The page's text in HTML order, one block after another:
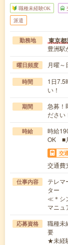
職種未経験OK
派遣
勤務地 東京
豊洲駅
曜日頻度 月曜
時間
1日7.5
い！
期間
急募！
ださい
時給
時給
OK ■
交
交通費
仕事内容
テレマ
ター
≪＊シ
マニュ
応募資格
職種未
要
★未経